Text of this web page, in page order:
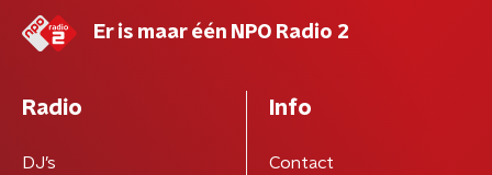
Er is maar één NPO Radio 2
Radio
DJ’s
Info
Contact